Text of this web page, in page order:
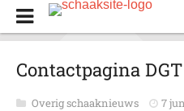
Contactpagina
Overig schaaknieuws 7